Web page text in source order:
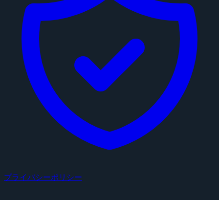
プライバシーポリシー